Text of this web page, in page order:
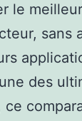
le
sans
des
ce